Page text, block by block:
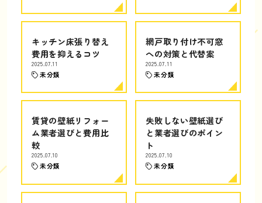
キッチン床張り替え
費用を抑えるコツ
2025.07.11
未分類
網戸取り付け不可窓
への対策と代替案
2025.07.11
未分類
賃貸の壁紙リフォー
ム業者選びと費用比
較
2025.07.10
未分類
失敗しない壁紙選び
と業者選びのポイン
ト
2025.07.10
未分類